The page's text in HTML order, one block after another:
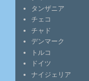
タンザニア
チェコ
チャド
デンマーク
トルコ
ドイツ
ナイジェリア